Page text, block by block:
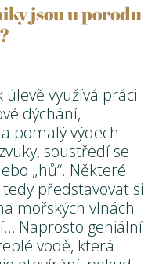
jsou u porodu
využívá práci
dýchání,
pomalý výdech.
soustředí se
„hů“. Některé
představovat si
mořských vlnách
Naprosto geniální
vodě, která